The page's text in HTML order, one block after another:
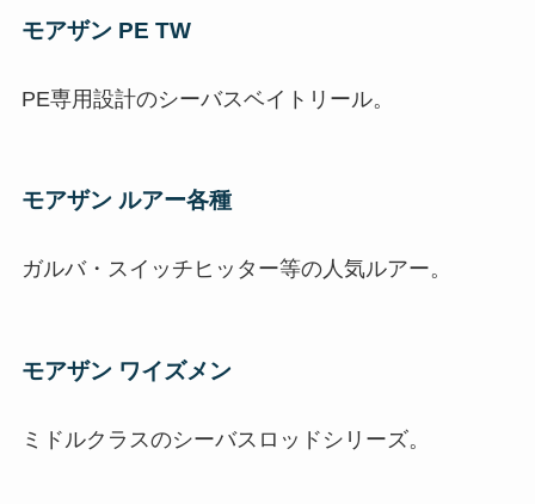
モアザン PE TW
PE専用設計のシーバスベイトリール。
モアザン ルアー各種
ガルバ・スイッチヒッター等の人気ルアー。
モアザン ワイズメン
ミドルクラスのシーバスロッドシリーズ。